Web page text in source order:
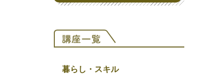
暮らし・スキル